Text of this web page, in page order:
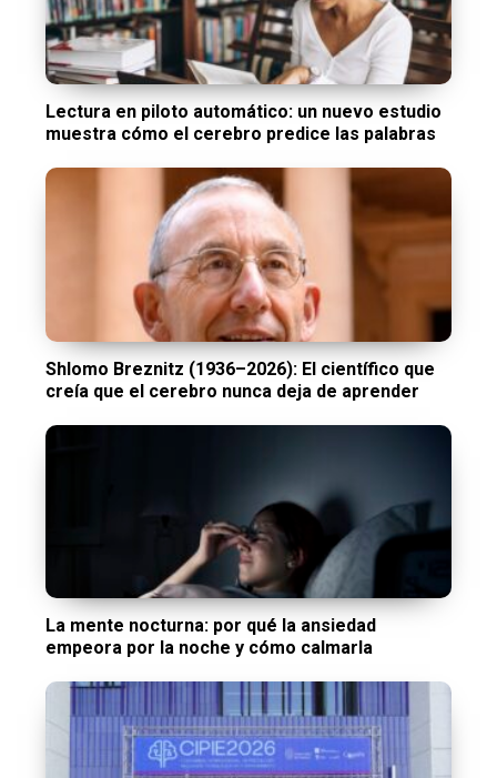
Lectura en piloto automático: un nuevo estudio
muestra cómo el cerebro predice las palabras
Shlomo Breznitz (1936–2026): El científico que
creía que el cerebro nunca deja de aprender
La mente nocturna: por qué la ansiedad
empeora por la noche y cómo calmarla